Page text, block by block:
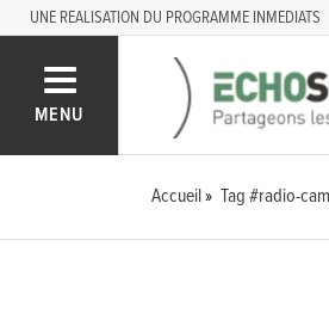
UNE REALISATION DU PROGRAMME INMEDIATS
MENU
Accueil Tag #radio-